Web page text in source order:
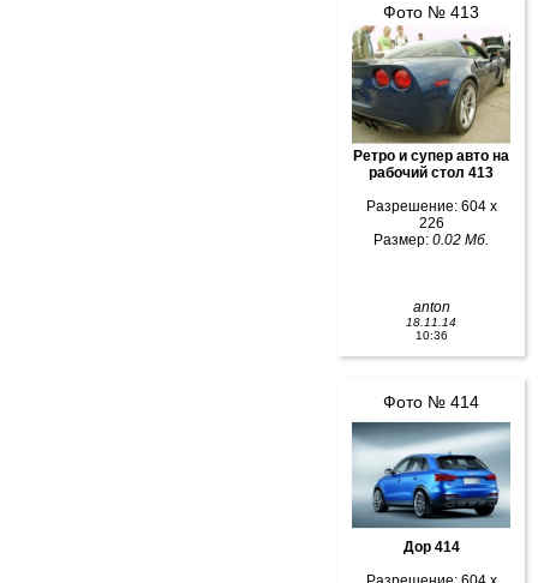
Фото № 413
Ретро и супер авто на
рабочий стол 413
Разрешение: 604 x
226
Размер: 0.02 Мб.
anton
18.11.14
10:36
Фото № 414
Дор 414